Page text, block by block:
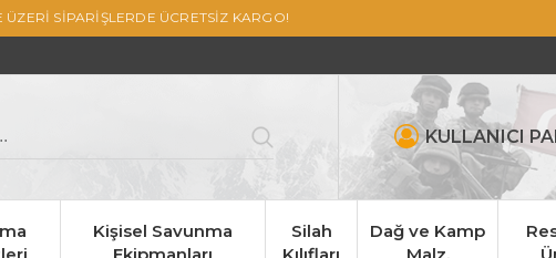
ÜZERİ SİPARİŞLERDE ÜCRETSİZ KARGO!
KULLANICI
Kişisel Savunma
Silah
Dağ ve Kamp